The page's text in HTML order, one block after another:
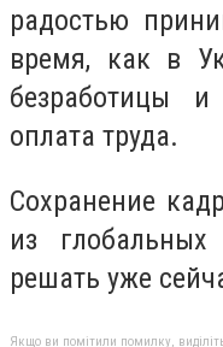
радостью
время, как в
безработицы и
оплата труда.
Сохранение
из
решать уже
Якщо ви помітили помилку,